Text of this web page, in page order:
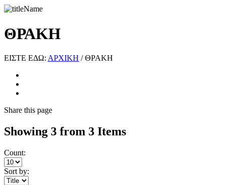
ΘΡΑΚΗ
ΕΙΣΤΕ ΕΔΩ: ΑΡΧΙΚΗ / ΘΡΑΚΗ
Share this page
Showing 3 from 3 Items
Count:
Sort by: